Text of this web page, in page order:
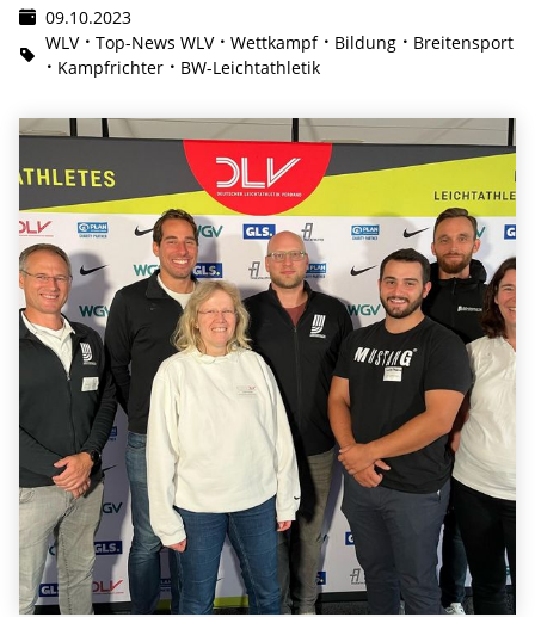
09.10.2023
WLV
Top-News WLV Wettkampf Bildung
Breitensport
Kampfrichter
BW-Leichtathletik